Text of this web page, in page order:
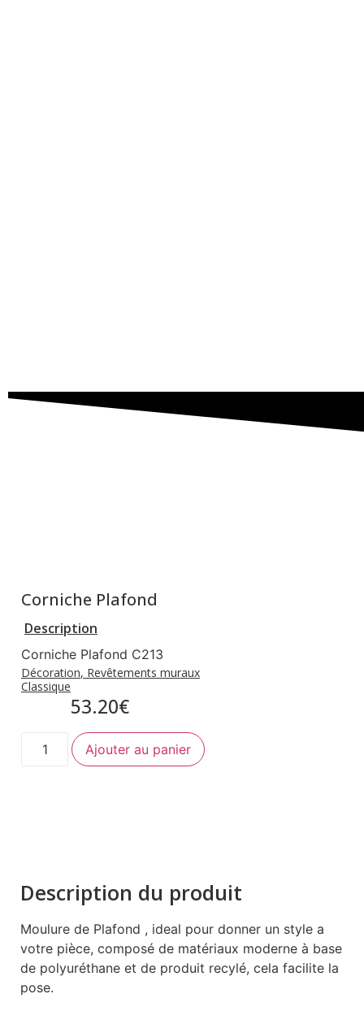
Corniche Plafond
Description
Corniche Plafond C213
Décoration, Revêtements muraux
Classique
53.20€
Ajouter au panier
Description du produit
Moulure de Plafond , ideal pour donner un style a
votre pièce, composé de matériaux moderne à base
de polyuréthane et de produit recylé, cela facilite la
pose.